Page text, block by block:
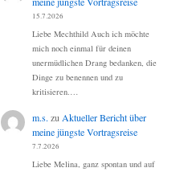
15.7.2026
Liebe Mechthild Auch ich möchte
mich noch einmal für deinen
unermüdlichen Drang bedanken, die
Dinge zu benennen und zu
kritisieren.…
m.s. zuAktueller Bericht über
meine jüngste Vortragsreise
7.7.2026
Liebe Melina, ganz spontan und auf